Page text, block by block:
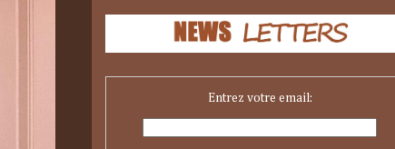
Entrez votre email: